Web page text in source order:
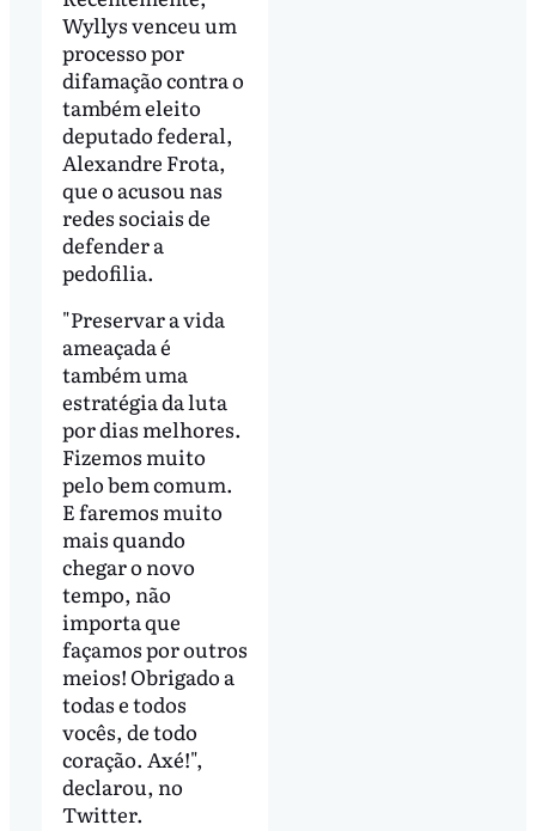
Wyllys venceu um
processo por
difamação contra o
também eleito
deputado federal,
Alexandre Frota,
que o acusou nas
redes sociais de
defender a
pedofilia.
"Preservar a vida
ameaçada é
também uma
estratégia da luta
por dias melhores.
Fizemos muito
pelo bem comum.
E faremos muito
mais quando
chegar o novo
tempo, não
importa que
façamos por outros
meios! Obrigado a
todas e todos
vocês, de todo
coração. Axé!",
declarou, no
Twitter.